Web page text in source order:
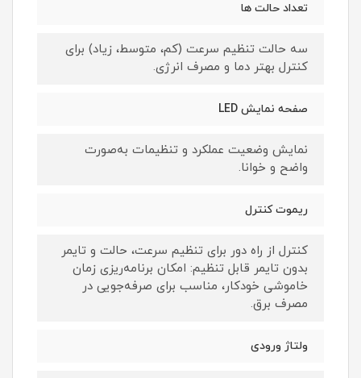
تعداد حالت ها
سه حالت تنظیم سرعت (کم، متوسط، زیاد) برای
کنترل بهتر دما و مصرف انرژی.
صفحه نمایش LED
نمایش وضعیت عملکرد و تنظیمات به‌صورت
واضح و خوانا.
ریموت کنترل
کنترل از راه دور برای تنظیم سرعت، حالت و تایمر
بدون تایمر قابل تنظیم: امکان برنامه‌ریزی زمان
خاموشی خودکار، مناسب برای صرفه‌جویی در
مصرف برق.
ولتاژ ورودی